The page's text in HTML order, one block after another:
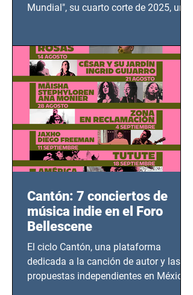
Mundial", su cuarto corte de 2025, un
bélicos.
Cantón: 7 conciertos de
música indie en el Foro
Bellescene
El ciclo Cantón, una plataforma
dedicada a la canción de autor y las
propuestas independientes en México,